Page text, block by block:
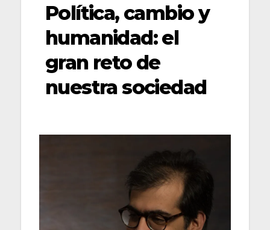
Política, cambio y
humanidad: el
gran reto de
nuestra sociedad